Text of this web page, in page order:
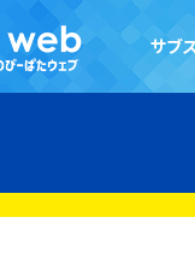
サブ